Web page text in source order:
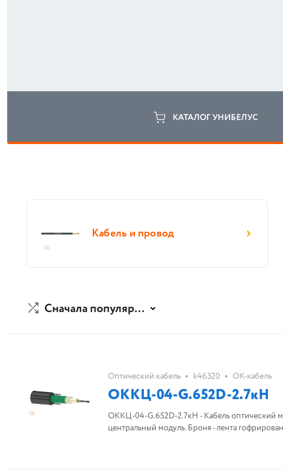
КАТАЛОГ УНИБЕЛУС
Кабель и провод
Сначала популярные
Оптический кабель • k46320 • ОК-кабель
ОККЦ-04-G.652D-2.7кН
ОККЦ-04-G.652D-2.7кН - Кабель оптический магистральный. Волокон - 4. Тип волокон -
центральный модуль. Броня - лента